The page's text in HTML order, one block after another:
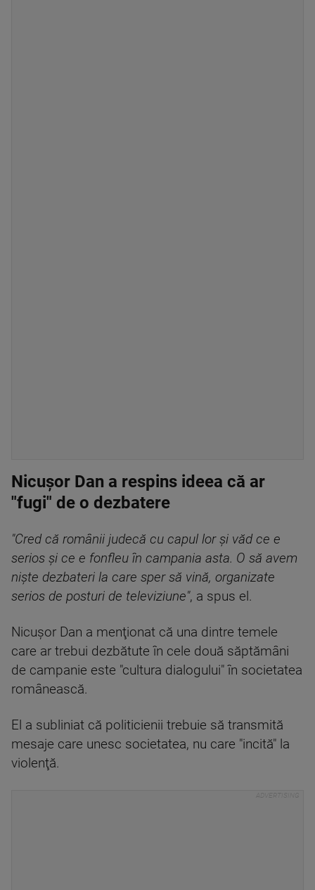
Nicuşor Dan a respins ideea că ar
"fugi" de o dezbatere
"Cred că românii judecă cu capul lor şi văd ce e
serios şi ce e fonfleu în campania asta. O să avem
nişte dezbateri la care sper să vină, organizate
serios de posturi de televiziune", a spus el.
Nicuşor Dan a menţionat că una dintre temele
care ar trebui dezbătute în cele două săptămâni
de campanie este "cultura dialogului" în societatea
românească.
El a subliniat că politicienii trebuie să transmită
mesaje care unesc societatea, nu care "incită" la
violenţă.